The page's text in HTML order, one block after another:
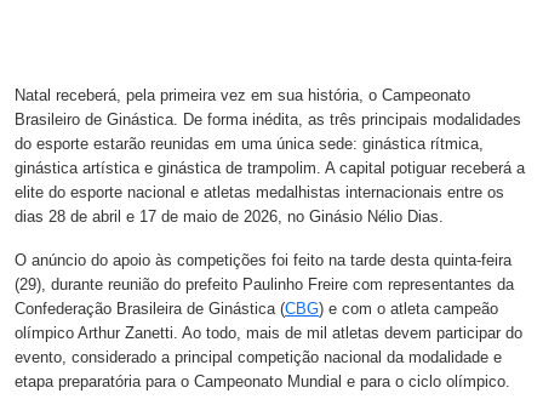
Natal receberá, pela primeira vez em sua história, o Campeonato
Brasileiro de Ginástica. De forma inédita, as três principais modalidades
do esporte estarão reunidas em uma única sede: ginástica rítmica,
ginástica artística e ginástica de trampolim. A capital potiguar receberá a
elite do esporte nacional e atletas medalhistas internacionais entre os
dias 28 de abril e 17 de maio de 2026, no Ginásio Nélio Dias.
O anúncio do apoio às competições foi feito na tarde desta quinta-feira
(29), durante reunião do prefeito Paulinho Freire com representantes da
Confederação Brasileira de Ginástica (CBG) e com o atleta campeão
olímpico Arthur Zanetti. Ao todo, mais de mil atletas devem participar do
evento, considerado a principal competição nacional da modalidade e
etapa preparatória para o Campeonato Mundial e para o ciclo olímpico.